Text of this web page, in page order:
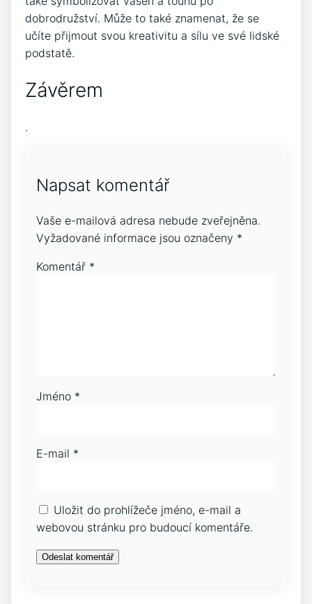
dobrodružství. Může to také znamenat, že se
učíte přijmout svou kreativitu a sílu ve své lidské
podstatě.
Závěrem
.
Napsat komentář
Vaše e-mailová adresa nebude zveřejněna.
Vyžadované informace jsou označeny *
Komentář *
Jméno *
E-mail *
Uložit do prohlížeče jméno, e-mail a
webovou stránku pro budoucí komentáře.